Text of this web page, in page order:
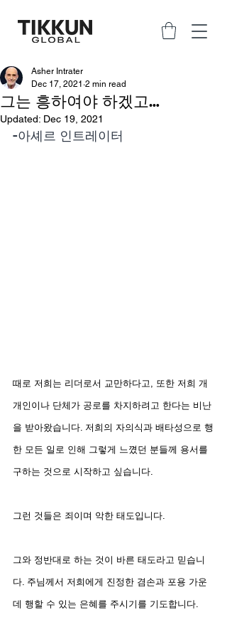
그는 흥하여야 하겠고…
Asher Intrater
Dec 17, 2021 2 min read
Updated: Dec 19, 2021
-아셰르 인트레이터
때로 저희는 리더로서 교만하다고, 또한 저희 개
개인이나 단체가 공로를 차지하려고 한다는 비난
을 받아왔습니다. 저희의 자의식과 배타성으로 행
한 모든 일로 인해 그렇게 느꼈던 분들께 용서를
구하는 것으로 시작하고 싶습니다.
그런 것들은 죄이며 악한 태도입니다.
그와 정반대로 하는 것이 바른 태도라고 믿습니
다. 주님께서 저희에게 진정한 겸손과 포용 가운
데 행할 수 있는 은혜를 주시기를 기도합니다.